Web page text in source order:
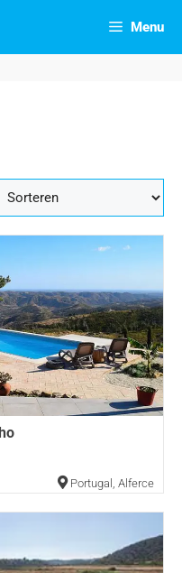
Menu
Portugal , Alferce